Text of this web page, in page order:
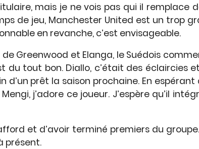
mais je ne vois pas qui il remplace
de jeu, Manchester United est un trop
en revanche, c’est envisageable.
Greenwood et Elanga, le Suédois
du tout bon. Diallo, c’était des éclaircies
d’un prêt la saison prochaine. En espérant
j’adore ce joueur. J’espère qu’il
et d’avoir terminé premiers du
présent.